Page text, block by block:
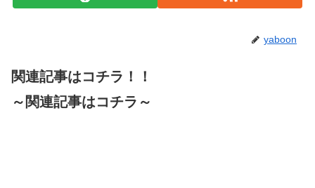
yaboon
関連記事はコチラ！！
～関連記事はコチラ～